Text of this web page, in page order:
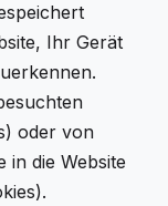
Ihr Gerät
oder von
in die Website